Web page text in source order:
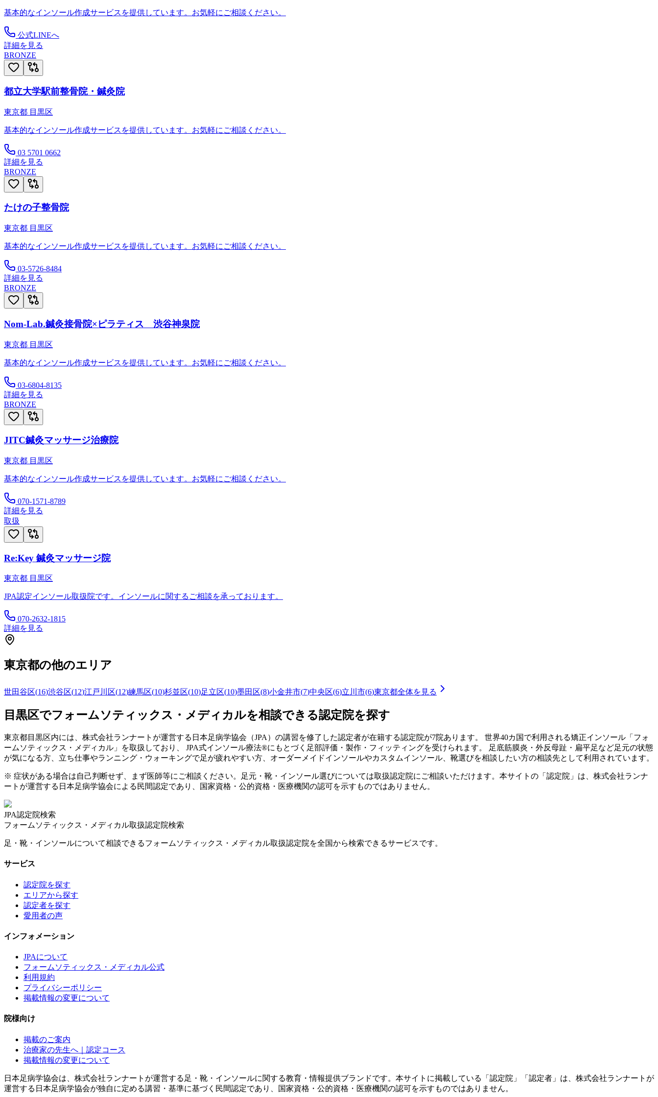
基本的なインソール作成サービスを提供しています。お気軽にご相談ください。
公式LINEへ
詳細を見る
BRONZE
都立大学駅前整骨院・鍼灸院
東京都 目黒区
基本的なインソール作成サービスを提供しています。お気軽にご相談ください。
03 5701 0662
詳細を見る
BRONZE
たけの子整骨院
東京都 目黒区
基本的なインソール作成サービスを提供しています。お気軽にご相談ください。
03-5726-8484
詳細を見る
BRONZE
Nom-Lab.鍼灸接骨院×ピラティス 渋谷神泉院
東京都 目黒区
基本的なインソール作成サービスを提供しています。お気軽にご相談ください。
03-6804-8135
詳細を見る
BRONZE
JITC鍼灸マッサージ治療院
東京都 目黒区
基本的なインソール作成サービスを提供しています。お気軽にご相談ください。
070-1571-8789
詳細を見る
取扱
Re:Key 鍼灸マッサージ院
東京都 目黒区
JPA認定インソール取扱院です。インソールに関するご相談を承っております。
070-2632-1815
詳細を見る
東京都の他のエリア
世田谷区(16)渋谷区(12)江戸川区(12)練馬区(10)杉並区(10)足立区(10)墨田区(8)小金井市(7)中央区(6)立川市(6)東京都全体を見る
目黒区でフォームソティックス・メディカルを相談できる認定院を探す
東京都目黒区内には、株式会社ランナートが運営する日本足病学協会（JPA）の講習を修了した認定者が在籍する認定院が7院あります。 世界40カ国で利用される矯正インソール「フォ
ームソティックス・メディカル」を取扱しており、 JPA式インソール療法®にもとづく足部評価・製作・フィッティングを受けられます。 足底筋膜炎・外反母趾・扁平足など足元の状態
が気になる方、立ち仕事やランニング・ウォーキングで足が疲れやすい方、オーダーメイドインソールやカスタムインソール、靴選びを相談したい方の相談先として利用されています。
※ 症状がある場合は自己判断せず、まず医師等にご相談ください。足元・靴・インソール選びについては取扱認定院にご相談いただけます。本サイトの「認定院」は、株式会社ランナ
ートが運営する日本足病学協会による民間認定であり、国家資格・公的資格・医療機関の認可を示すものではありません。
JPA認定院検索
フォームソティックス・メディカル取扱認定院検索
足・靴・インソールについて相談できるフォームソティックス・メディカル取扱認定院を全国から検索できるサービスです。
サービス
認定院を探す
エリアから探す
認定者を探す
愛用者の声
インフォメーション
JPAについて
フォームソティックス・メディカル公式
利用規約
プライバシーポリシー
掲載情報の変更について
院様向け
掲載のご案内
治療家の先生へ｜認定コース
掲載情報の変更について
日本足病学協会は、株式会社ランナートが運営する足・靴・インソールに関する教育・情報提供ブランドです。本サイトに掲載している「認定院」「認定者」は、株式会社ランナートが
運営する日本足病学協会が独自に定める講習・基準に基づく民間認定であり、国家資格・公的資格・医療機関の認可を示すものではありません。